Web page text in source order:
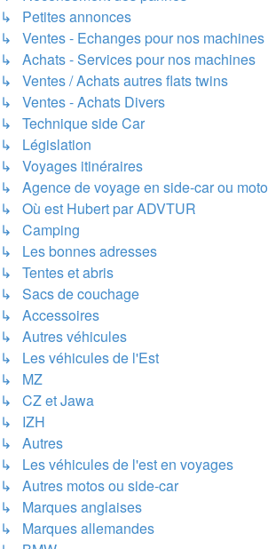
↳ Petites annonces
↳ Ventes - Echanges pour nos machines
↳ Achats - Services pour nos machines
↳ Ventes / Achats autres flats twins
↳ Ventes - Achats Divers
↳ Technique side Car
↳ Législation
↳ Voyages itinéraires
↳ Agence de voyage en side-car ou moto
↳ Où est Hubert par ADVTUR
↳ Camping
↳ Les bonnes adresses
↳ Tentes et abris
↳ Sacs de couchage
↳ Accessoires
↳ Autres véhicules
↳ Les véhicules de l'Est
↳ MZ
↳ CZ et Jawa
↳ IZH
↳ Autres
↳ Les véhicules de l'est en voyages
↳ Autres motos ou side-car
↳ Marques anglaises
↳ Marques allemandes